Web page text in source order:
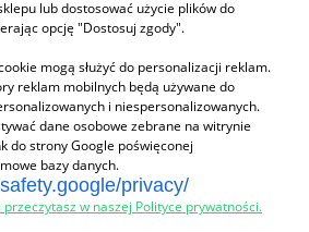
Zakupy
lub dostosować użycie plików do
opcję "Dostosuj zgody".
mogą służyć do personalizacji reklam.
reklam mobilnych będą używane do
i niespersonalizowanych.
dane osobowe zebrane na witrynie
do strony Google poświęconej
bazy danych.
privacy/
w naszej Polityce prywatności.